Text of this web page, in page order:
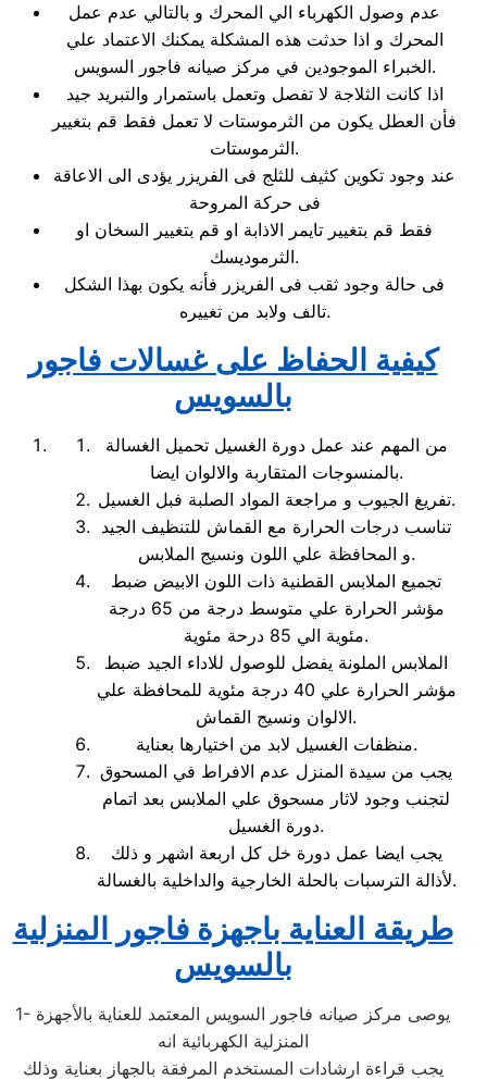
عدم وصول الكهرباء الي المحرك و بالتالي عدم عمل
المحرك و اذا حدثت هذه المشكلة يمكنك الاعتماد علي
الخبراء الموجودين في مركز صيانه فاجور السويس.
اذا كانت الثلاجة لا تفصل وتعمل باستمرار والتبريد جيد
فأن العطل يكون من الثرموستات لا تعمل فقط قم بتغيير
الثرموستات.
عند وجود تكوين كثيف للثلج فى الفريزر يؤدى الى الاعاقة
فى حركة المروحة
فقط قم بتغيير تايمر الاذابة او قم بتغيير السخان او
الثرموديسك.
فى حالة وجود ثقب فى الفريزر فأنه يكون بهذا الشكل
تالف ولابد من تغييره.
كيفية الحفاظ على غسالات فاجور
بالسويس
من المهم عند عمل دورة الغسيل تحميل الغسالة
بالمنسوجات المتقاربة والالوان ايضا.
تفريغ الجيوب و مراجعة المواد الصلبة فبل الغسيل.
تناسب درجات الحرارة مع القماش للتنظيف الجيد
و المحافظة علي اللون ونسيج الملابس.
تجميع الملابس القطنية ذات اللون الابيض ضبط
مؤشر الحرارة علي متوسط درجة من 65 درجة
مئوية الي 85 درحة مئوية.
الملابس الملونة يفضل للوصول للاداء الجيد ضبط
مؤشر الحرارة علي 40 درجة مئوية للمحافظة علي
الالوان ونسيج القماش.
منظفات الغسيل لابد من اختيارها بعناية.
يجب من سيدة المنزل عدم الافراط في المسحوق
لتجنب وجود لاثار مسحوق علي الملابس بعد اتمام
دورة الغسيل.
يجب ايضا عمل دورة خل كل اربعة اشهر و ذلك
لأذالة الترسبات بالحلة الخارجية والداخلية بالغسالة.
طريقة العناية باجهزة فاجور المنزلية
بالسويس
1- يوصى مركز صيانه فاجور السويس المعتمد للعناية بالأجهزة
المنزلية الكهربائية انه
يجب قراءة ارشادات المستخدم المرفقة بالجهاز بعناية وذلك